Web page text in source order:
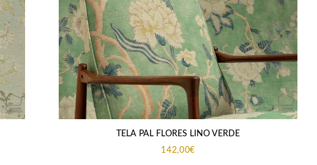
TELA PAL FLORES LINO VERDE
142,00€